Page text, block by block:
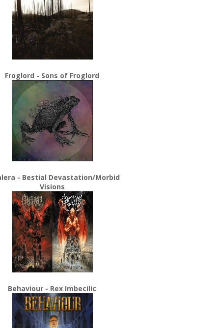
Froglord - Sons of Froglord
- Bestial Devastation/Morbid
Visions
Behaviour - Rex Imbecilic